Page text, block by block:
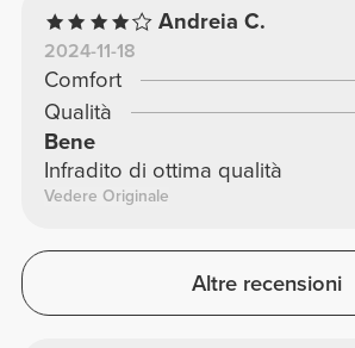
Andreia C.
2024-11-18
Comfort
Qualità
Bene
Infradito di ottima qualità
Vedere Originale
Altre recensioni